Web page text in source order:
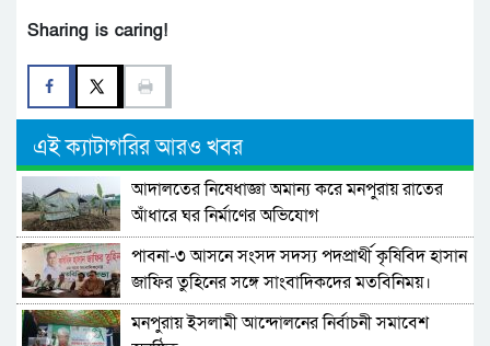
Sharing is caring!
এই ক্যাটাগরির আরও খবর
আদালতের নিষেধাজ্ঞা অমান্য করে মনপুরায় রাতের
আঁধারে ঘর নির্মাণের অভিযোগ
পাবনা-৩ আসনে সংসদ সদস্য পদপ্রার্থী কৃষিবিদ হাসান
জাফির তুহিনের সঙ্গে সাংবাদিকদের মতবিনিময়।
মনপুরায় ইসলামী আন্দোলনের নির্বাচনী সমাবেশ